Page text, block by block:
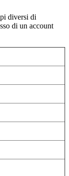
diversi di
di un account